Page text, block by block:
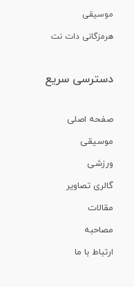
موسیقی
هرمزگانی دات نت
دسترسی سریع
صفحه اصلی
موسیقی
ورزشی
گالری تصاویر
مقالات
مصاحبه
ارتباط با ما